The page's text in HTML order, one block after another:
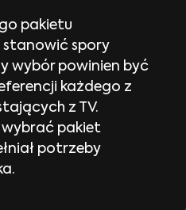
pakietu
stanowić spory
wybór powinien być
każdego z
z TV.
wybrać pakiet
potrzeby